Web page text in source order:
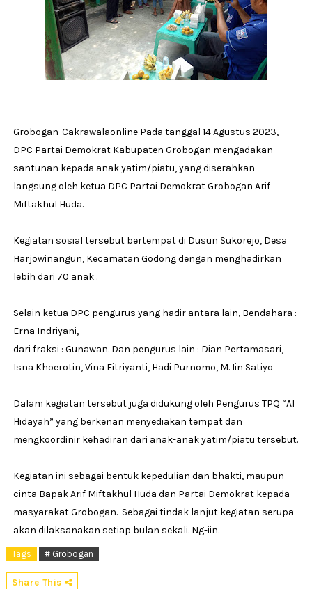
Grobogan-Cakrawalaonline Pada tanggal 14 Agustus 2023,
DPC Partai Demokrat Kabupaten Grobogan mengadakan
santunan kepada anak yatim/piatu, yang diserahkan
langsung oleh ketua DPC Partai Demokrat Grobogan Arif
Miftakhul Huda.
Kegiatan sosial tersebut bertempat di Dusun Sukorejo, Desa
Harjowinangun, Kecamatan Godong dengan menghadirkan
lebih dari 70 anak .
Selain ketua DPC pengurus yang hadir antara lain, Bendahara :
Erna Indriyani,
dari fraksi : Gunawan. Dan pengurus lain : Dian Pertamasari,
Isna Khoerotin, Vina Fitriyanti, Hadi Purnomo, M. Iin Satiyo
Dalam kegiatan tersebut juga didukung oleh Pengurus TPQ “Al
Hidayah” yang berkenan menyediakan tempat dan
mengkoordinir kehadiran dari anak-anak yatim/piatu tersebut.
Kegiatan ini sebagai bentuk kepedulian dan bhakti, maupun
cinta Bapak Arif Miftakhul Huda dan Partai Demokrat kepada
masyarakat Grobogan. Sebagai tindak lanjut kegiatan serupa
akan dilaksanakan setiap bulan sekali. Ng-iin.
Tags # Grobogan
Share This